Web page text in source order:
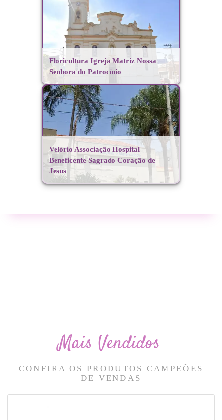
Floricultura Igreja Matriz Nossa
Senhora do Patrocínio
Velório Associação Hospital
Beneficente Sagrado Coração de
Jesus
Mais Vendidos
CONFIRA OS PRODUTOS CAMPEÕES
DE VENDAS